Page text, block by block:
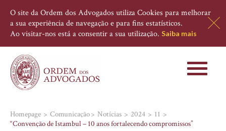
O site da Ordem dos Advogados utiliza Cookies para melhorar
a sua experiência de navegação e para fins estatísticos.
Ao visitar-nos está a consentir a sua utilização. Saiba mais
Toggle
Homepage Comunicação Notícias 2024
11
“Convenção de Istambul – 10 anos fortalecendo compromissos”